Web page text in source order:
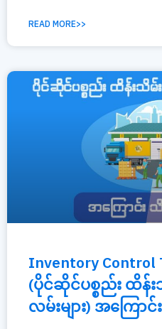
READ MORE>>
Inventory Control
(ပိုင်ဆိုင်ပစ္စည်း ထိန်
လမ်းများ) အကြော